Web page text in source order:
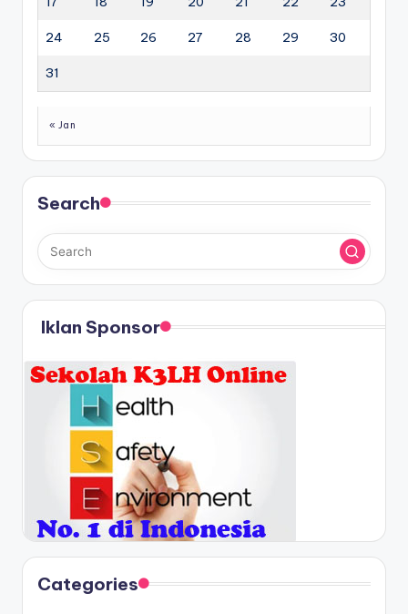
24 25 26 27 28 29 30
31
« Jan
Search
Iklan Sponsor
Categories